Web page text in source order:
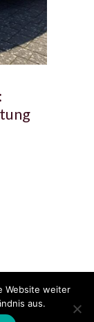
Website weiter
aus.